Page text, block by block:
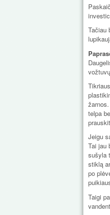
Tačiau
telpa
Jeigu
Tai jau
sušyla
stiklą
po
Taigi